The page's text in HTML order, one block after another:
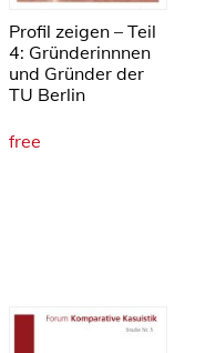
Profil zeigen – Teil
4: Gründerinnnen
und Gründer der
TU Berlin
free